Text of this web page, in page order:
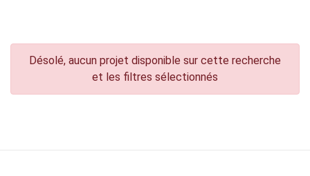
Désolé, aucun projet disponible sur cette recherche
et les filtres sélectionnés